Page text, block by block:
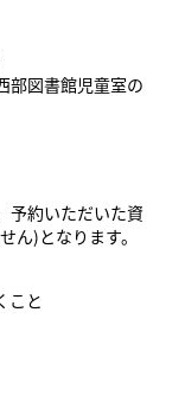
館児童室の
約いただいた資
ん)となります。
こと